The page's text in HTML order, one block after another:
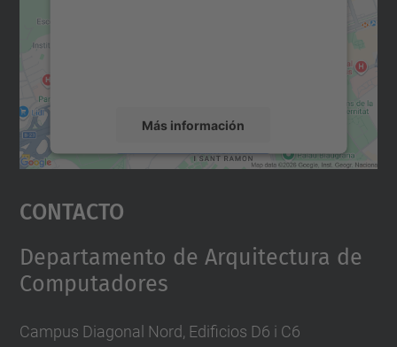
Más información
Aceptar
powered by
Contacto
Departamento de Arquitectura de
Computadores
Campus Diagonal Nord, Edificios D6 i C6